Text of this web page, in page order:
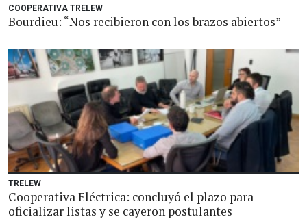
COOPERATIVA TRELEW
Bourdieu: “Nos recibieron con los brazos abiertos”
TRELEW
Cooperativa Eléctrica: concluyó el plazo para
oficializar listas y se cayeron postulantes